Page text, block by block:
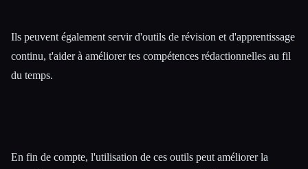
Ils peuvent également servir d'outils de révision et d'apprentissage
continu, t'aider à améliorer tes compétences rédactionnelles au fil
du temps.
En fin de compte, l'utilisation de ces outils peut améliorer la